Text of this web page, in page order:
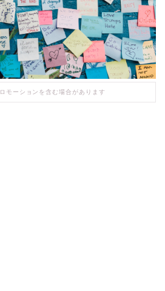
モーションを含む場合があります